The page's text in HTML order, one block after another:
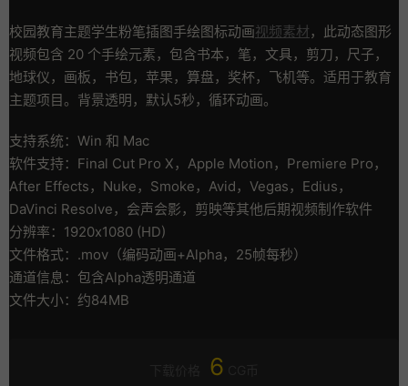
校园教育主题学生粉笔插图手绘图标动画视频素材 ，此动态图形
视频包含 20 个手绘元素，包含书本，笔，文具，剪刀，尺子，
地球仪，画板，书包，苹果，算盘，奖杯，飞机等。适用于教育
主题项目。背景透明，默认5秒，循环动画。
支持系统：Win 和 Mac
软件支持：Final Cut Pro X，Apple Motion，Premiere Pro，
After Effects，Nuke，Smoke，Avid，Vegas，Edius，
DaVinci Resolve，会声会影，剪映等其他后期视频制作软件
分辨率：1920x1080 (HD)
文件格式：.mov（编码动画+Alpha，25帧每秒）
通道信息：包含Alpha透明通道
文件大小：约84MB
6